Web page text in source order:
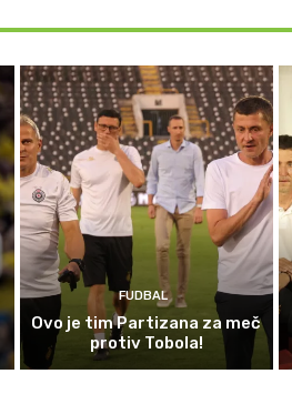
FUDBAL
Ovo je tim Partizana za meč
protiv Tobola!